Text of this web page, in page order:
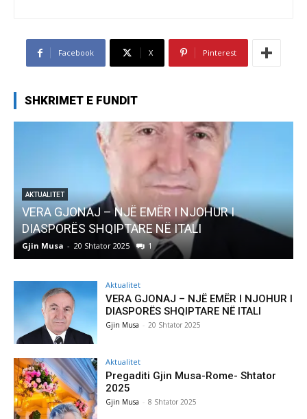
Facebook X Pinterest
SHKRIMET E FUNDIT
I NJOHUR I
NË ITALI
AKTUALITET
Pregaditi Gjin Musa-Rome-
Gjin Musa
Aktualitet
VERA GJONAJ – NJË EMËR I NJOHUR I
DIASPORËS SHQIPTARE NË ITALI
Gjin Musa - 20 Shtator 2025
Aktualitet
Pregaditi Gjin Musa-Rome- Shtator
2025
Gjin Musa - 8 Shtator 2025